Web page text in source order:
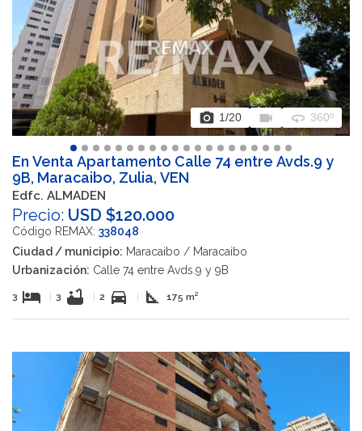
photo_camera 1/20 videocam 360 360º
En Venta Apartamento Calle 74 entre Avds.9 y
9B, Maracaibo, Zulia, VEN
Edfc. ALMADEN
Precio: USD $120.000
Código REMAX: 338048
Ciudad / municipio: Maracaibo / Maracaibo
Urbanización: Calle 74 entre Avds.9 y 9B
3 hotel 3 bathtub 2 directions_car square_foot 175 m²